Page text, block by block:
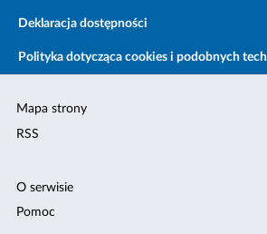
Deklaracja dostępności
Polityka dotycząca cookies i podobnych
Mapa strony
RSS
O serwisie
Pomoc